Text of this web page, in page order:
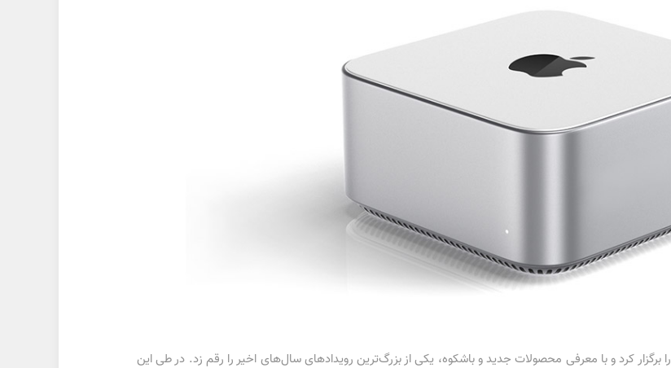
غول فناوری مستقر در کوپرتینو با دستی پر رویداد WWDC23 را برگزار کرد و با معرفی محصولات جدید و باشکوه، یکی از بزرگ‌ترین رویدادهای سال‌های اخیر را رقم زد. در طی این